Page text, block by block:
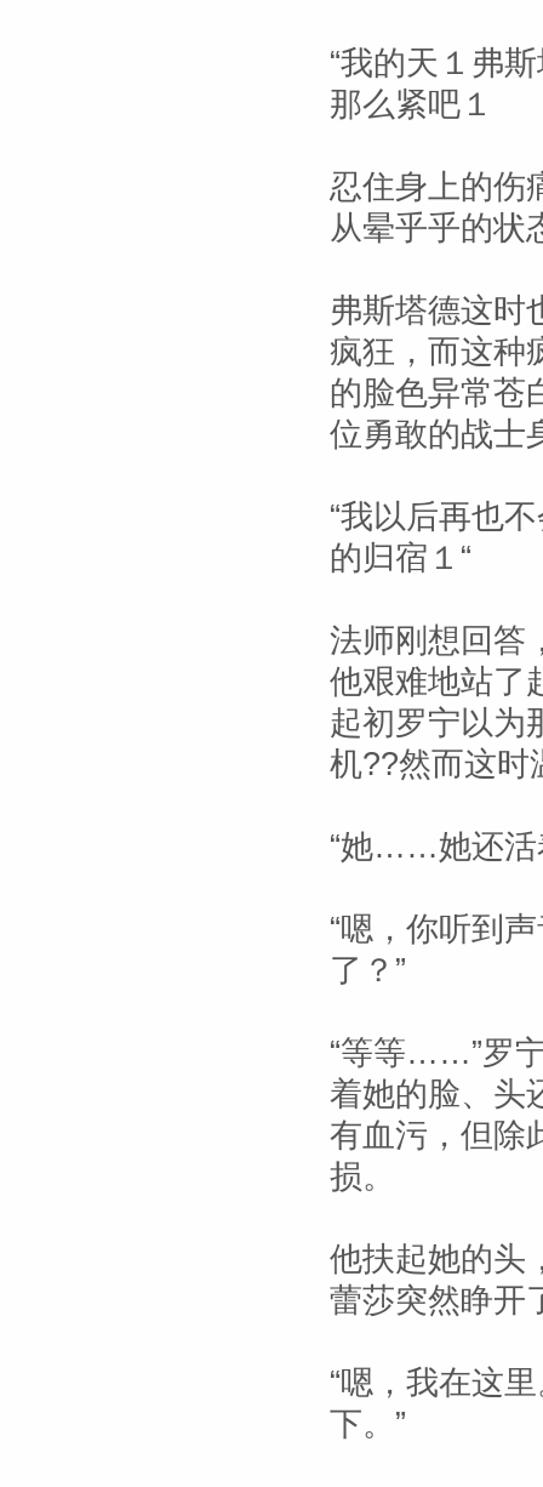
“我的天１弗
那么紧吧１
忍住身上的伤
从晕乎乎的状
弗斯塔德这时
疯狂，而这种
的脸色异常苍
位勇敢的战士
“我以后再也
的归宿１“
法师刚想回答
他艰难地站了
起初罗宁以为
机??然而这时
“她……她还活
“嗯，你听到
了？”
“等等……”罗
着她的脸、头
有血污，但除
损。
他扶起她的头
蕾莎突然睁开
“嗯，我在这
下。”